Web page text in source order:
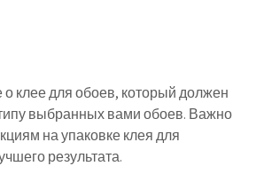
о клее для обоев, который должен
выбранных вами обоев. Важно
на упаковке клея для
результата.